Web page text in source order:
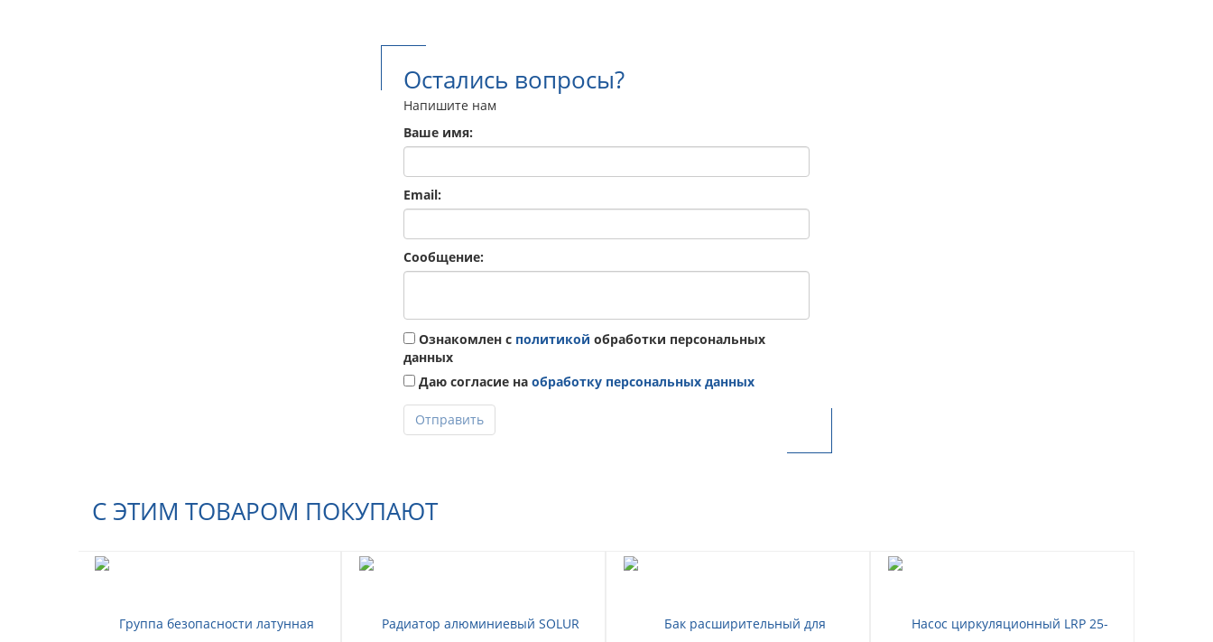
Остались вопросы?
Напишите нам
Ваше имя:
Email:
Сообщение:
Ознакомлен с политикой обработки персональных
данных
Даю согласие на обработку персональных данных
Отправить
С ЭТИМ ТОВАРОМ ПОКУПАЮТ